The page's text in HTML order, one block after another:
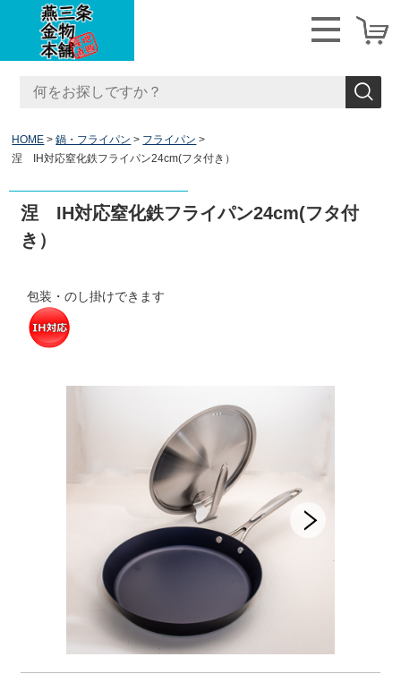
HOME 鍋・フライパン
フライパン
涅 IH対応窒化鉄フライパン24cm(フタ付き）
涅 IH対応窒化鉄フライパン24cm(フタ付
き）
包装・のし掛けできます